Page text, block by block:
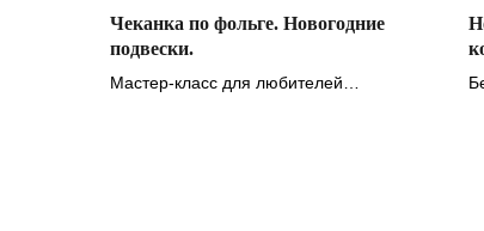
Чеканка по фольге. Новогодние
подвески.
Мастер-класс для любителей